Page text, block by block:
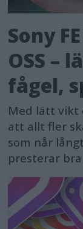
Sony
OSS –
fågel,
Med lätt vikt
att allt fler
som når
presterar